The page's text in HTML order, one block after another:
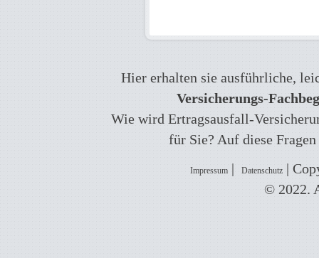
Hier erhalten sie ausführliche,
Versicherungs-
Wie wird Ertragsausfall-
für Sie? Auf diese
Impressum | Datenschutz |
© 2022.